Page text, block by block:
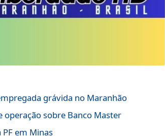
grávida no Maranhão
operação sobre Banco Master
em Minas